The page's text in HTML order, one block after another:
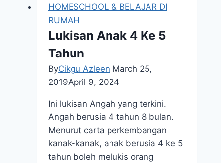
HOMESCHOOL & BELAJAR DI
RUMAH
Lukisan Anak 4 Ke 5
Tahun
ByCikgu Azleen March 25,
2019April 9, 2024
Ini lukisan Angah yang terkini.
Angah berusia 4 tahun 8 bulan.
Menurut carta perkembangan
kanak-kanak, anak berusia 4 ke 5
tahun boleh melukis orang